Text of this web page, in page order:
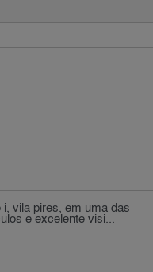
vila pires, em uma das
e excelente visi...